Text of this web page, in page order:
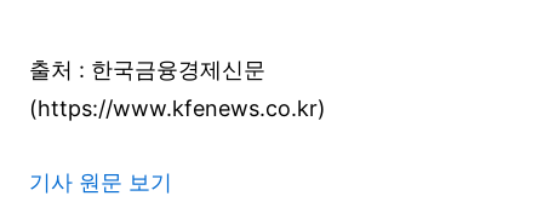
출처 : 한국금융경제신문
(https://www.kfenews.co.kr)
기사 원문 보기